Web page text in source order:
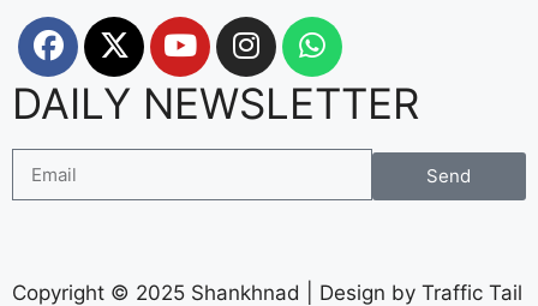
DAILY NEWSLETTER
Send
Copyright © 2025 Shankhnad | Design by Traffic Tail